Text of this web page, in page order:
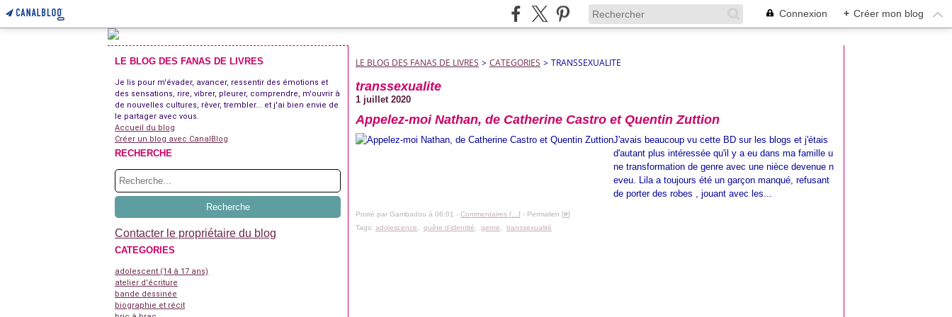
Connexion + Créer mon blog
LE BLOG DES FANAS DE LIVRES
Je lis pour m'évader, avancer, ressentir des émotions et
des sensations, rire, vibrer, pleurer, comprendre, m'ouvrir à
de nouvelles cultures, rêver, trembler... et j'ai bien envie de
le partager avec vous.
Accueil du blog
Créer un blog avec CanalBlog
RECHERCHE
Contacter le propriétaire du blog
CATEGORIES
adolescent (14 à 17 ans)
atelier d'écriture
bande dessinée
biographie et récit
LE BLOG DES FANAS DE LIVRES > CATEGORIES > TRANSSEXUALITE
transsexualite
1 juillet 2020
Appelez-moi Nathan, de Catherine Castro et Quentin Zuttion
J'avais beaucoup vu cette BD sur les blogs et j'étais
d'autant plus intéressée qu'il y a eu dans ma famille u
ne transformation de genre avec une nièce devenue n
eveu. Lila a toujours été un garçon manqué, refusant
de porter des robes , jouant avec les...
Posté par Gambadou à 06:01 - Commentaires [ ] - Permalien [#]
Tags: adolescence quête d'identité genre transsexualité